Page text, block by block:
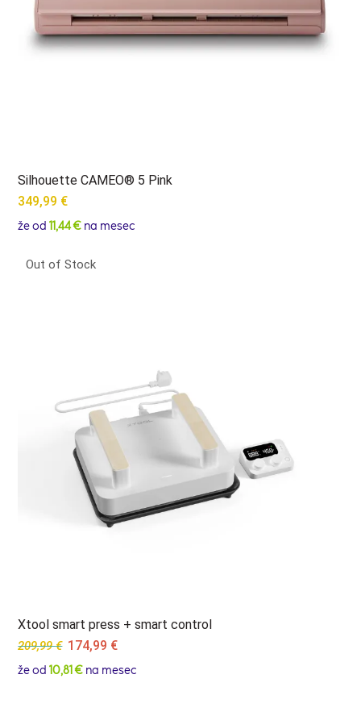
Silhouette CAMEO® 5 Pink
349,99 €
že od11,44 € na mesec
Out of Stock
Xtool smart press + smart control
209,99€ Original
price
174,99 €Current
že od10,81 € na mesec